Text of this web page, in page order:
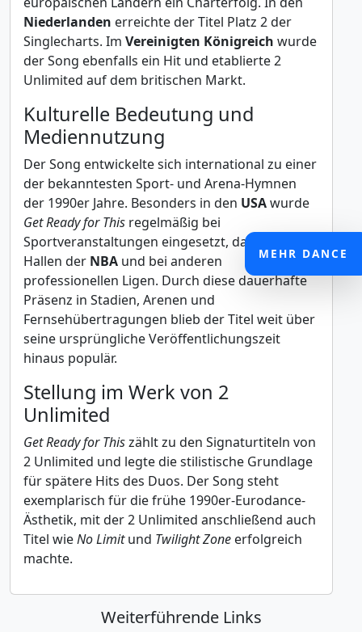
Niederlanden erreichte der Titel Platz 2 der
Singlecharts. Im Vereinigten Königreich wurde
der Song ebenfalls ein Hit und etablierte 2
Unlimited auf dem britischen Markt.
Kulturelle Bedeutung und
Mediennutzung
Der Song entwickelte sich international zu einer
der bekanntesten Sport- und Arena-Hymnen
der 1990er Jahre. Besonders in den USAwurde
Get Ready for This regelmäßig bei
Sportveranstaltungen eingesetzt, darunter in
Hallen der NBA und bei anderen
professionellen Ligen. Durch diese dauerhafte
Präsenz in Stadien, Arenen und
Fernsehübertragungen blieb der Titel weit über
seine ursprüngliche Veröffentlichungszeit
hinaus populär.
Stellung im Werk von 2
Unlimited
Get Ready for Thiszählt zu den Signaturtiteln von
2 Unlimited und legte die stilistische Grundlage
für spätere Hits des Duos. Der Song steht
exemplarisch für die frühe 1990er-Eurodance-
Ästhetik, mit der 2 Unlimited anschließend auch
Titel wieNo Limitund Twilight Zone erfolgreich
machte.
Weiterführende Links
MEHR DANCE